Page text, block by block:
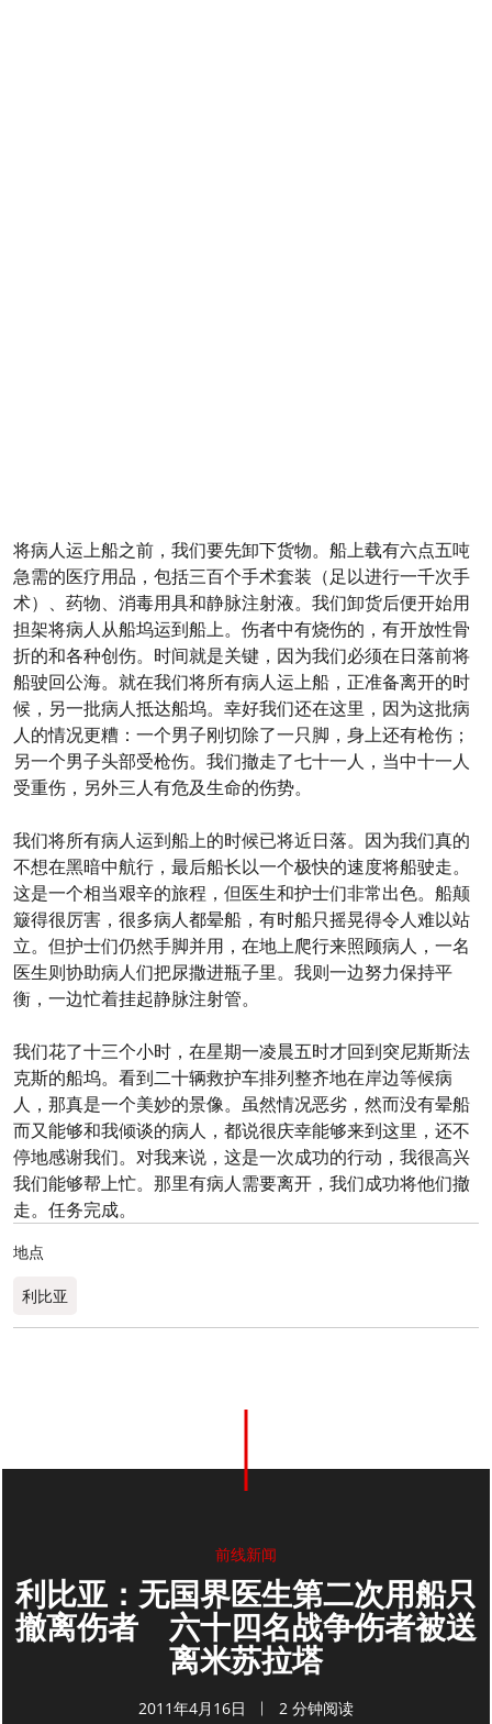
将病人运上船之前，我们要先卸下货物。船上载有六点五吨
急需的医疗用品，包括三百个手术套装（足以进行一千次手
术）、药物、消毒用具和静脉注射液。我们卸货后便开始用
担架将病人从船坞运到船上。伤者中有烧伤的，有开放性骨
折的和各种创伤。时间就是关键，因为我们必须在日落前将
船驶回公海。就在我们将所有病人运上船，正准备离开的时
候，另一批病人抵达船坞。幸好我们还在这里，因为这批病
人的情况更糟：一个男子刚切除了一只脚，身上还有枪伤；
另一个男子头部受枪伤。我们撤走了七十一人，当中十一人
受重伤，另外三人有危及生命的伤势。
我们将所有病人运到船上的时候已将近日落。因为我们真的
不想在黑暗中航行，最后船长以一个极快的速度将船驶走。
这是一个相当艰辛的旅程，但医生和护士们非常出色。船颠
簸得很厉害，很多病人都晕船，有时船只摇晃得令人难以站
立。但护士们仍然手脚并用，在地上爬行来照顾病人，一名
医生则协助病人们把尿撒进瓶子里。我则一边努力保持平
衡，一边忙着挂起静脉注射管。
我们花了十三个小时，在星期一凌晨五时才回到突尼斯斯法
克斯的船坞。看到二十辆救护车排列整齐地在岸边等候病
人，那真是一个美妙的景像。虽然情况恶劣，然而没有晕船
而又能够和我倾谈的病人，都说很庆幸能够来到这里，还不
停地感谢我们。对我来说，这是一次成功的行动，我很高兴
我们能够帮上忙。那里有病人需要离开，我们成功将他们撤
走。任务完成。
地点
利比亚
前线新闻
利比亚：无国界医生第二次用船只
撤离伤者 六十四名战争伤者被送
离米苏拉塔
2011年4月16日 2 分钟阅读